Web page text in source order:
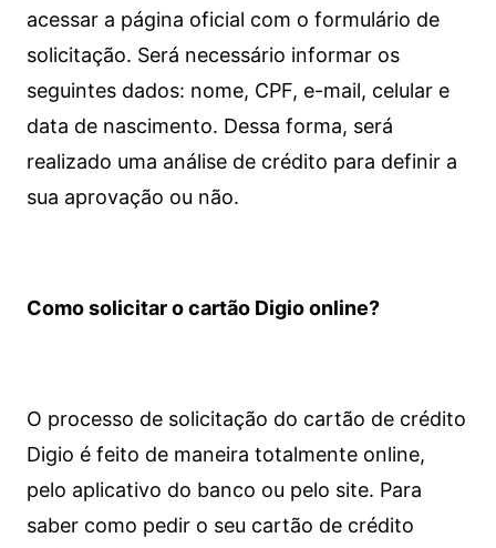
acessar a página oficial com o formulário de
solicitação. Será necessário informar os
seguintes dados: nome, CPF, e-mail, celular e
data de nascimento. Dessa forma, será
realizado uma análise de crédito para definir a
sua aprovação ou não.
Como solicitar o cartão Digio online?
O processo de solicitação do cartão de crédito
Digio é feito de maneira totalmente online,
pelo aplicativo do banco ou pelo site. Para
saber como pedir o seu cartão de crédito